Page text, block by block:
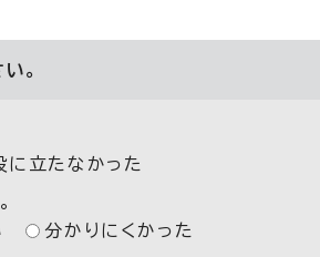
。
に立たなかった
分かりにくかった